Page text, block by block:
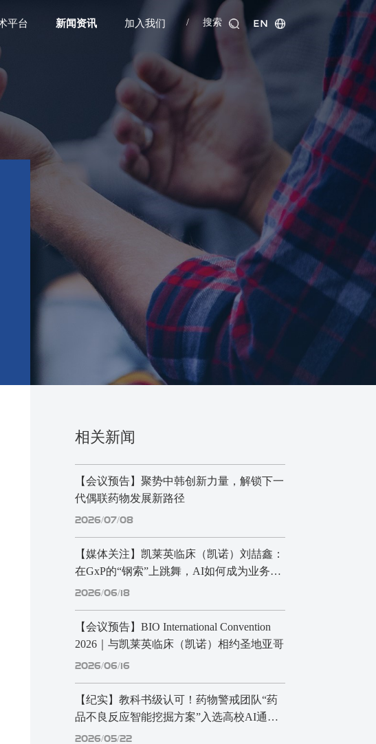
平台 新闻资讯 加入我们 / 搜索 EN
相关新闻
【会议预告】聚势中韩创新力量，解锁下一
代偶联药物发展新路径
2026/07/08
【媒体关注】凯莱英临床（凯诺）刘喆鑫：
在GxP的“钢索”上跳舞，AI如何成为业务赋
能引擎？
2026/06/18
【会议预告】BIO International Convention
2026｜与凯莱英临床（凯诺）相约圣地亚哥
2026/06/16
【纪实】教科书级认可！药物警戒团队“药
品不良反应智能挖掘方案”入选高校AI通识
教材 摘要：AI 服务案例入选高校教材，
2026/05/22